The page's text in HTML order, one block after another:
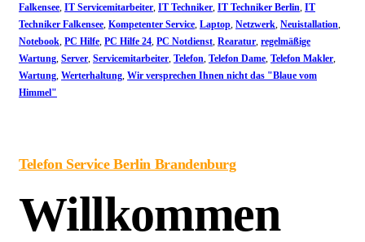
Falkensee IT Servicemitarbeiter IT Techniker IT Techniker Berlin IT
Techniker Falkensee Kompetenter Service Laptop Netzwerk Neuistallation
Notebook PC Hilfe PC Hilfe 24 PC Notdienst Rearatur regelmäßige
Wartung Server Servicemitarbeiter Telefon Telefon Dame Telefon Makler
Wartung Werterhaltung Wir versprechen Ihnen nicht das "Blaue vom
Himmel"
Telefon Service Berlin Brandenburg
Willkommen